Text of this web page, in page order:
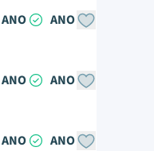
ANO ANO
ANO ANO
ANO ANO